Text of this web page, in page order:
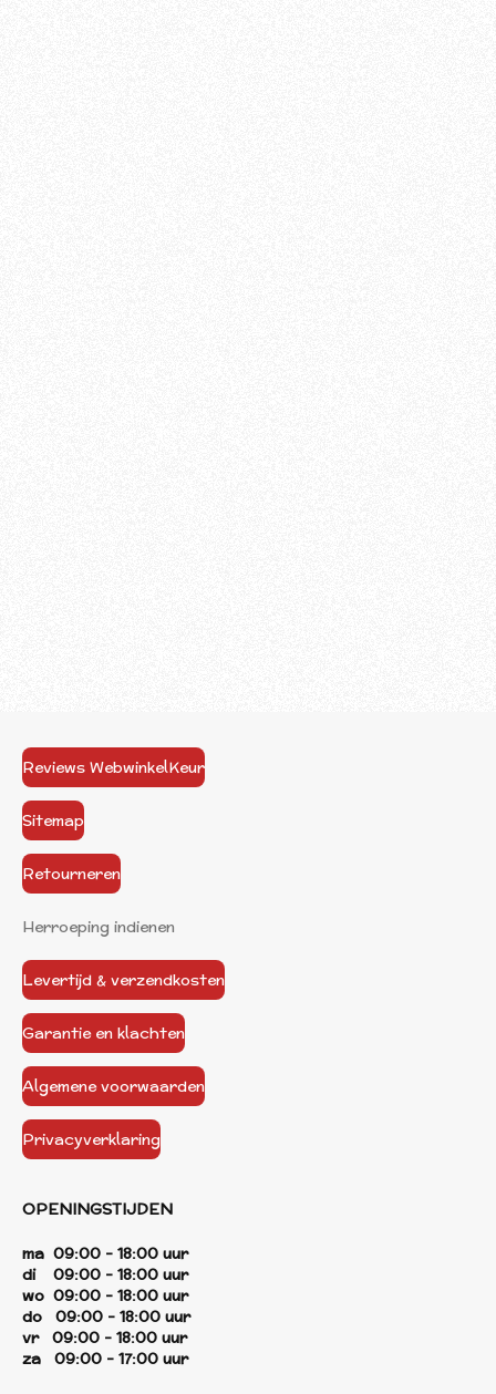
Reviews WebwinkelKeur
Sitemap
Retourneren
Herroeping indienen
Levertijd & verzendkosten
Garantie en klachten
Algemene voorwaarden
Privacyverklaring
OPENINGSTIJDEN
ma 09:00 - 18:00 uur
di 09:00 - 18:00 uur
wo 09:00 - 18:00 uur
do 09:00 - 18:00 uur
vr 09:00 - 18:00 uur
za 09:00 - 17:00 uur